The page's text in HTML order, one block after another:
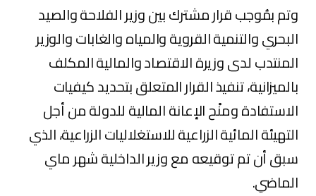
وتم بمُوجب قرار مشترك بين وزير الفلاحة والصيد
البحري والتنمية القروية والمياه والغابات والوزير
المنتدب لدى وزيرة الاقتصاد والمالية المكلف
بالميزانية، تنفيذ القرار المتعلق بتحديد كيفيات
الاستفادة ومنْح الإعانة المالية للدولة من أجل
التهيئة المائية الزراعية للاستغلاليات الزراعية، الذي
سبق أن تم توقيعه مع وزير الداخلية شهر ماي
الماضي.